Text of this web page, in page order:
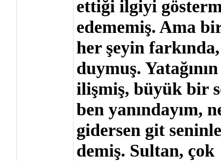
ettiği ilgiyi
edememiş. Ama
her şeyin
duymuş.
ilişmiş, büyük bir
ben yanındayım,
gidersen git
demiş. Sultan, çok